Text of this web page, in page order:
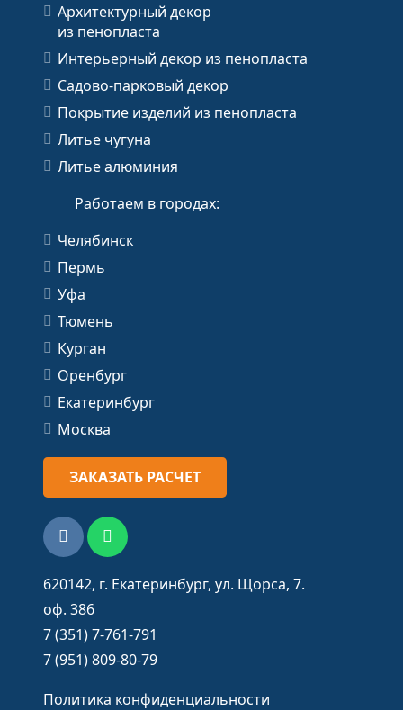
Архитектурный декор
из пенопласта
Интерьерный декор из пенопласта
Садово-парковый декор
Покрытие изделий из пенопласта
Литье чугуна
Литье алюминия
Работаем в городах:
Челябинск
Пермь
Уфа
Тюмень
Курган
Оренбург
Екатеринбург
Москва
ЗАКАЗАТЬ РАСЧЕТ
620142, г. Екатеринбург, ул. Щорса, 7.
оф. 386
7 (351) 7-761-791
7 (951) 809-80-79
Политика конфиденциальности